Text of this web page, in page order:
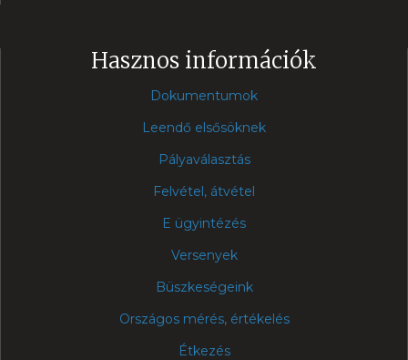
Hasznos információk
Dokumentumok
Leendő elsősöknek
Pályaválasztás
Felvétel, átvétel
E ügyintézés
Versenyek
Büszkeségeink
Országos mérés, értékelés
Étkezés